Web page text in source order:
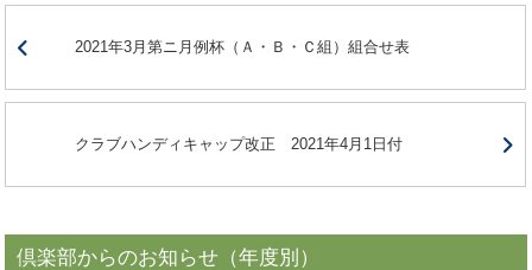
2021年3月第ニ月例杯（Ａ・Ｂ・Ｃ組）組合せ表
クラブハンディキャップ改正 2021年4月1日付
倶楽部からのお知らせ（年度別）